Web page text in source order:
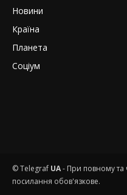
Новини
Країна
Планета
Соціум
© Telegraf UA- При повному та
посилання обов'язкове.